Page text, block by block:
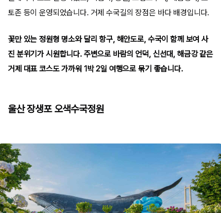
토존 등이 운영되었습니다. 거제 수국길의 장점은 바다 배경입니다.
꽃만 있는 정원형 명소와 달리 항구, 해안도로, 수국이 함께 보여 사
진 분위기가 시원합니다. 주변으로 바람의 언덕, 신선대, 해금강 같은
거제 대표 코스도 가까워 1박 2일 여행으로 묶기 좋습니다.
울산 장생포 오색수국정원